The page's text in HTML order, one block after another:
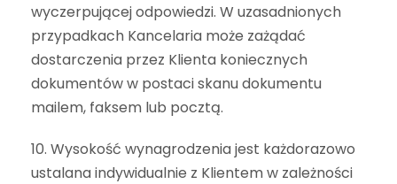
wyczerpującej odpowiedzi. W uzasadnionych
przypadkach Kancelaria może zażądać
dostarczenia przez Klienta koniecznych
dokumentów w postaci skanu dokumentu
mailem, faksem lub pocztą.
10. Wysokość wynagrodzenia jest każdorazowo
ustalana indywidualnie z Klientem w zależności